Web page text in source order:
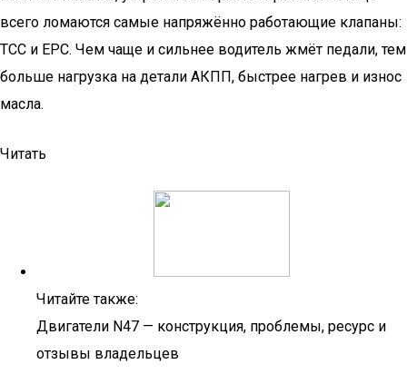
всего ломаются самые напряжённо работающие клапаны:
TCC и EPC. Чем чаще и сильнее водитель жмёт педали, тем
больше нагрузка на детали АКПП, быстрее нагрев и износ
масла.
Читать
Читайте также:
Двигатели N47 — конструкция, проблемы, ресурс и
отзывы владельцев